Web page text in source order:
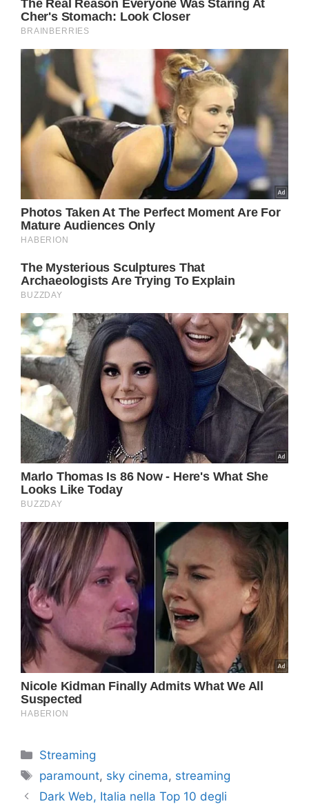
Categorie
Streaming
Tag
paramount, sky cinema, streaming
Dark Web, Italia nella Top 10 degli